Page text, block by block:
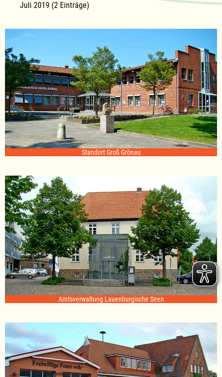
Juli 2019 (2 Einträge)
Standort Groß Grönau
Amtsverwaltung Lauenburgische Seen